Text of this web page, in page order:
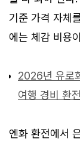
기준 가격 자체
에는 체감 비용
2026년 유로
여행 경비 환
엔화 환전에서